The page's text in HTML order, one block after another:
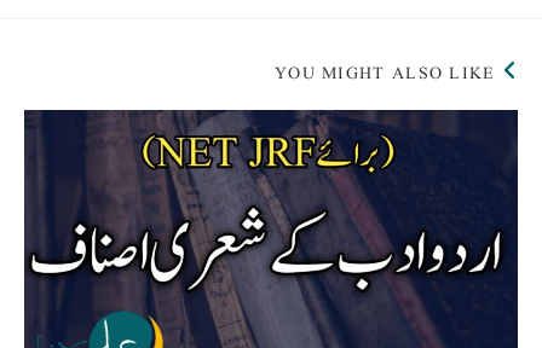
YOU MIGHT ALSO LIKE